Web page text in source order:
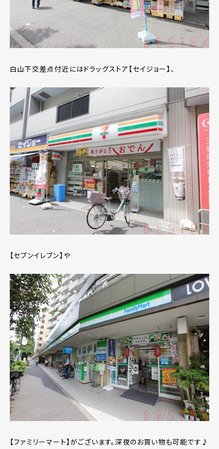
白山下交差点付近にはドラッグストア【セイジョー】、
【セブンイレブン】や
【ファミリーマート】がございます。深夜のお買い物も可能です♪